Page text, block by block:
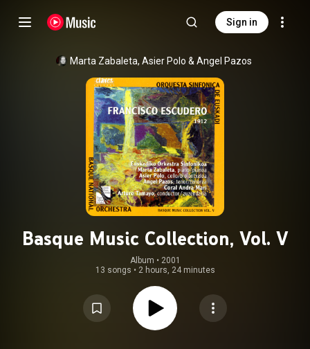
Sign in
Marta Zabaleta, Asier Polo & Angel Pazos
Basque Music Collection, Vol. V
Album • 2001
13 songs • 2 hours, 24 minutes